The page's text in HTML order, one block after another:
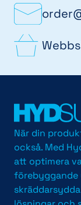
När din
också. Med
att optimera
förebyggande